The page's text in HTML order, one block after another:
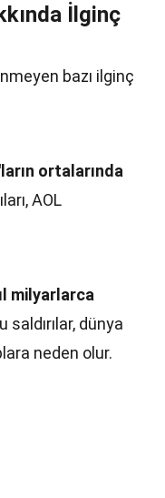
İlginç
bazı ilginç
ortalarında
AOL
milyarlarca
saldırılar, dünya
neden olur.